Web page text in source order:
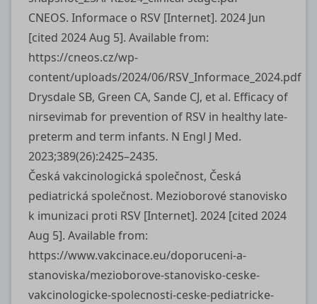
CNEOS. Informace o RSV [Internet]. 2024 Jun
[cited 2024 Aug 5]. Available from:
https://cneos.cz/wp-
content/uploads/2024/06/RSV_Informace_2024.pdf
Drysdale SB, Green CA, Sande CJ, et al. Efficacy of
nirsevimab for prevention of RSV in healthy late-
preterm and term infants. N Engl J Med.
2023;389(26):2425–2435.
Česká vakcinologická společnost, Česká
pediatrická společnost. Mezioborové stanovisko
k imunizaci proti RSV [Internet]. 2024 [cited 2024
Aug 5]. Available from:
https://www.vakcinace.eu/doporuceni-a-
stanoviska/mezioborove-stanovisko-ceske-
vakcinologicke-spolecnosti-ceske-pediatricke-